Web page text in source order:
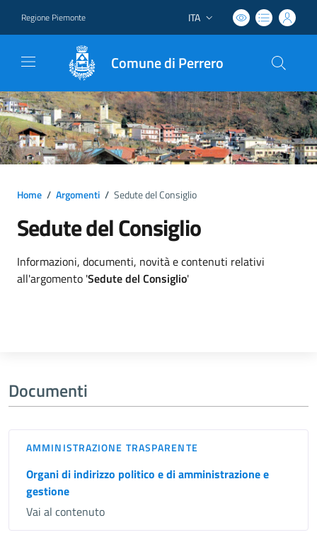
Regione Piemonte Lingua attiva:
ITA
Comune di Perrero
Home / Argomenti / Sedute del Consiglio
Sedute del Consiglio
Dettagli argomento
Informazioni, documenti, novità e contenuti relativi
all'argomento 'Sedute del Consiglio'
Documenti
AMMINISTRAZIONE TRASPARENTE
Organi di indirizzo politico e di amministrazione e
gestione
Vai al contenuto